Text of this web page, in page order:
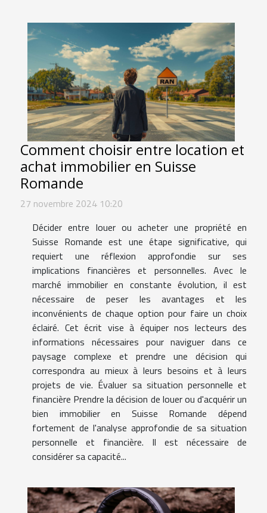
Comment choisir entre location et
achat immobilier en Suisse
Romande
27 novembre 2024 10:20
Décider entre louer ou acheter une propriété en
Suisse Romande est une étape significative, qui
requiert une réflexion approfondie sur ses
implications financières et personnelles. Avec le
marché immobilier en constante évolution, il est
nécessaire de peser les avantages et les
inconvénients de chaque option pour faire un choix
éclairé. Cet écrit vise à équiper nos lecteurs des
informations nécessaires pour naviguer dans ce
paysage complexe et prendre une décision qui
correspondra au mieux à leurs besoins et à leurs
projets de vie. Évaluer sa situation personnelle et
financière Prendre la décision de louer ou d'acquérir un
bien immobilier en Suisse Romande dépend
fortement de l'analyse approfondie de sa situation
personnelle et financière. Il est nécessaire de
considérer sa capacité...